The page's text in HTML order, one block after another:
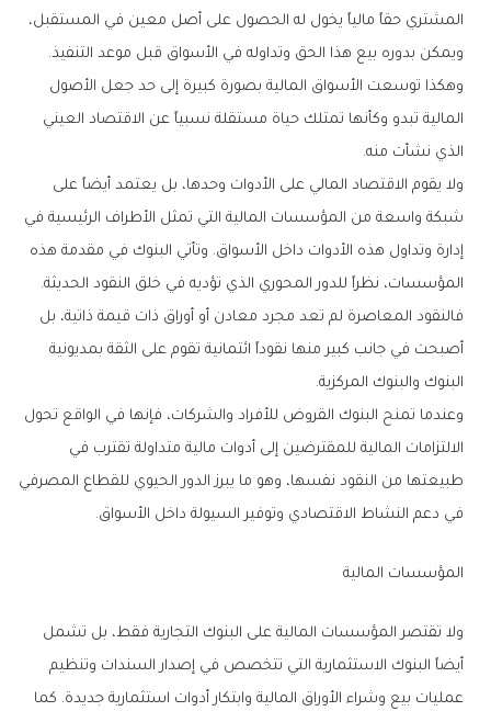
المشتري حقاً مالياً يخول له الحصول على أصل معين في المستقبل،
ويمكن بدوره بيع هذا الحق وتداوله في الأسواق قبل موعد التنفيذ.
وهكذا توسعت الأسواق المالية بصورة كبيرة إلى حد جعل الأصول
المالية تبدو وكأنها تمتلك حياة مستقلة نسبياً عن الاقتصاد العيني
الذي نشأت منه.
ولا يقوم الاقتصاد المالي على الأدوات وحدها، بل يعتمد أيضاً على
شبكة واسعة من المؤسسات المالية التي تمثل الأطراف الرئيسية في
إدارة وتداول هذه الأدوات داخل الأسواق. وتأتي البنوك في مقدمة هذه
المؤسسات، نظراً للدور المحوري الذي تؤديه في خلق النقود الحديثة.
فالنقود المعاصرة لم تعد مجرد معادن أو أوراق ذات قيمة ذاتية، بل
أصبحت في جانب كبير منها نقوداً ائتمانية تقوم على الثقة بمديونية
البنوك والبنوك المركزية.
وعندما تمنح البنوك القروض للأفراد والشركات، فإنها في الواقع تحول
الالتزامات المالية للمقترضين إلى أدوات مالية متداولة تقترب في
طبيعتها من النقود نفسها، وهو ما يبرز الدور الحيوي للقطاع المصرفي
في دعم النشاط الاقتصادي وتوفير السيولة داخل الأسواق.
المؤسسات المالية
ولا تقتصر المؤسسات المالية على البنوك التجارية فقط، بل تشمل
أيضاً البنوك الاستثمارية التي تتخصص في إصدار السندات وتنظيم
عمليات بيع وشراء الأوراق المالية وابتكار أدوات استثمارية جديدة. كما